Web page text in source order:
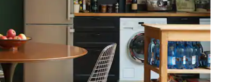
klávesov so šípkami nahor a nadol alebo ich preskúmať pomocou